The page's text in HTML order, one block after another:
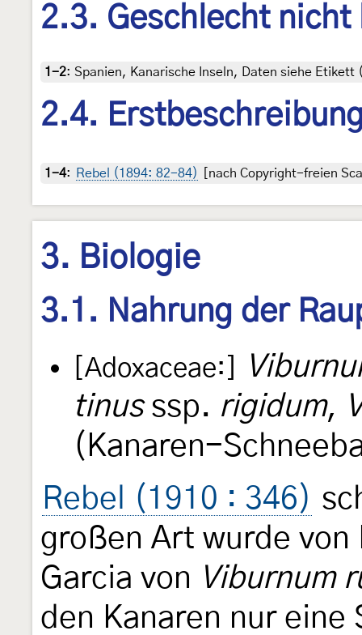
2.3. Geschlecht nicht
1-2: Spanien, Kanarische Inseln, Daten siehe
2.4.
1-4: Rebel (1894: 82-84) [nach Copyright-freien
3. Biologie
3.1. Nahrung der
[Adoxaceae:]
tinusssp. rigidum,
(Kanaren-
Rebel (1910 : 346)
großen Art wurde von
Garcia von Viburnum
den Kanaren nur